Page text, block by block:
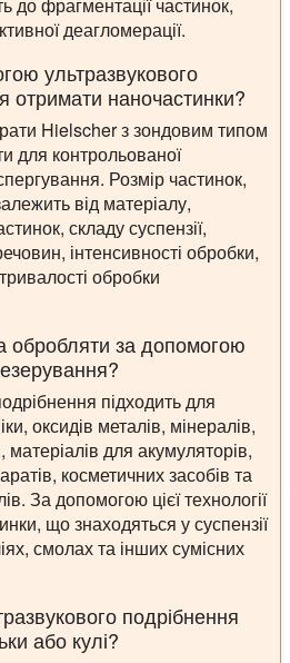
деагломерації.
ультразвукового
отримати наночастинки?
Hielscher з зондовим типом
для контрольованої
Розмір частинок,
від матеріалу,
складу суспензії,
інтенсивності обробки,
обробки
обробляти за допомогою
підходить для
оксидів металів, мінералів,
матеріалів для акумуляторів,
косметичних засобів та
За допомогою цієї технології
що знаходяться у суспензії
смолах та інших сумісних
подрібнення
або кулі?